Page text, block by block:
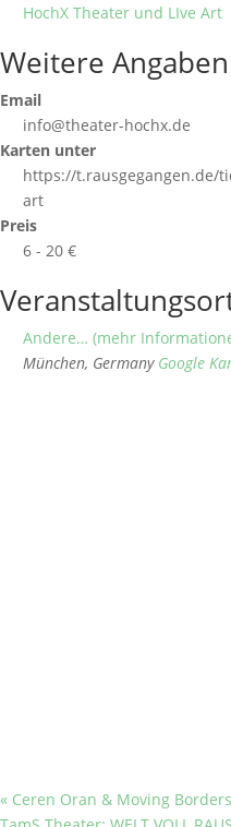
HochX Theater und LIve Art
Weitere Angaben
Email
info@theater-hochx.de
Karten unter
https://t.rausgegangen.de/
art
Preis
6 - 20 €
Andere… (mehr
München, Germany Google
« Ceren Oran & Moving